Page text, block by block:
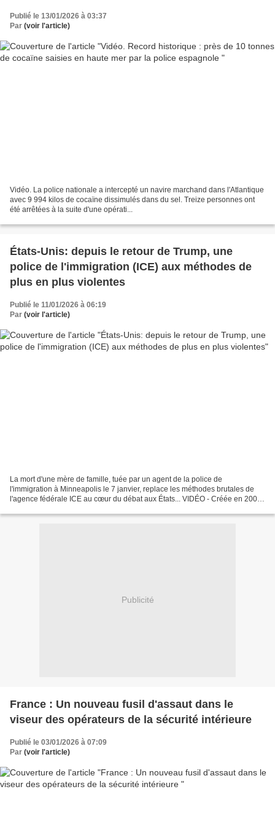
Publié le 13/01/2026 à 03:37
Par (voir l'article)
Vidéo. La police nationale a intercepté un navire marchand dans l'Atlantique
avec 9 994 kilos de cocaïne dissimulés dans du sel. Treize personnes ont
été arrêtées à la suite d'une opérati...
États-Unis: depuis le retour de Trump, une
police de l'immigration (ICE) aux méthodes de
plus en plus violentes
Publié le 11/01/2026 à 06:19
Par (voir l'article)
La mort d'une mère de famille, tuée par un agent de la police de
l'immigration à Minneapolis le 7 janvier, replace les méthodes brutales de
l'agence fédérale ICE au cœur du débat aux États... VIDÉO - Créée en 2003
Publicité
France : Un nouveau fusil d'assaut dans le
viseur des opérateurs de la sécurité intérieure
Publié le 03/01/2026 à 07:09
Par (voir l'article)